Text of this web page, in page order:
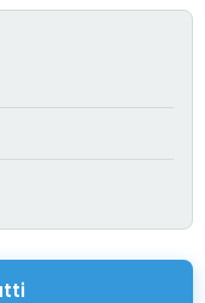
Software Agency
e del Made in Italy